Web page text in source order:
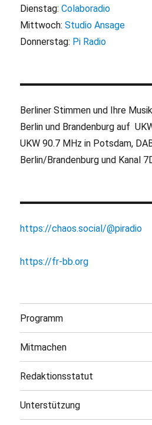
Dienstag:Colaboradio
Mittwoch:Studio Ansage
Donnerstag: Pi Radio
Berliner Stimmen und Ihre
Berlin und Brandenburg auf
UKW 90.7 MHz in Potsdam,
Berlin/Brandenburg und Kanal
https://chaos.social/@piradio
https://fr-bb.org
Programm
Mitmachen
Redaktionsstatut
Unterstützung